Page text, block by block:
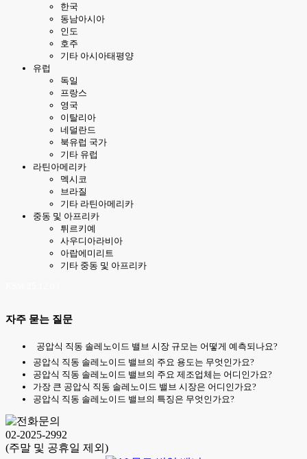
한국
동남아시아
인도
호주
기타 아시아태평양
유럽
독일
프랑스
영국
이탈리아
네덜란드
북유럽 국가
기타 유럽
라틴아메리카
멕시코
브라질
기타 라틴아메리카
중동 및 아프리카
튀르키예
사우디아라비아
아랍에미리트
기타 중동 및 아프리카
자주 묻는 질문
공압식 직동 솔레노이드 밸브 시장 규모는 어떻게 예측되나요?
공압식 직동 솔레노이드 밸브의 주요 용도는 무엇인가요?
공압식 직동 솔레노이드 밸브의 주요 제조업체는 어디인가요?
가장 큰 공압식 직동 솔레노이드 밸브 시장은 어디인가요?
공압식 직동 솔레노이드 밸브의 특징은 무엇인가요?
02-2025-2992
(주말 및 공휴일 제외)